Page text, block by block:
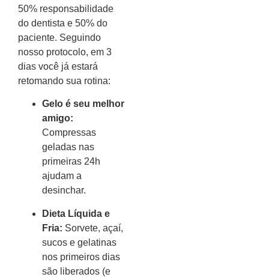
50% responsabilidade
do dentista e 50% do
paciente. Seguindo
nosso protocolo, em 3
dias você já estará
retomando sua rotina:
Gelo é seu melhor
amigo:
Compressas
geladas nas
primeiras 24h
ajudam a
desinchar.
Dieta Líquida e
Fria: Sorvete, açaí,
sucos e gelatinas
nos primeiros dias
são liberados (e